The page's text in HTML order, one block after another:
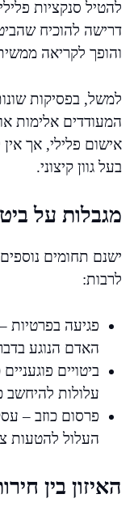
להטיל סנקציות
דרישה להוכיח
והופך לקריאה
למשל, בפסיקות
המעודדים אלימות
אישום פלילי, אך אין
בעל גוון קיצוני.
מגבלות על
ישנם תחומים
לרבות:
פגיעה
האדם הנוגע
ביטויים
עלולות להיחשב
פרסום כוזב –
העלול להטעות
האיזון בין